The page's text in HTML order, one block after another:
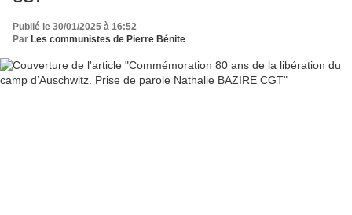
Publié le 30/01/2025 à 16:52
Par Les communistes de Pierre Bénite